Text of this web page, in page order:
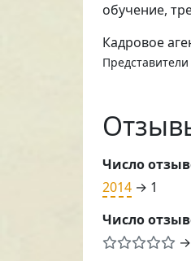
обучение,
Кадровое
Число
2014 → 1
Число
→